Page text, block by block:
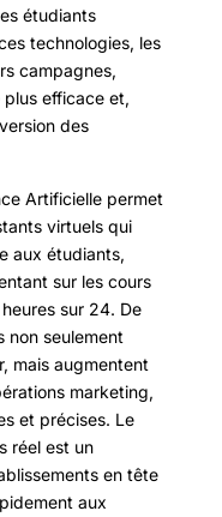
étudiants
technologies, les
campagnes,
efficace et,
des
Artificielle permet
virtuels qui
aux étudiants,
sur les cours
sur 24. De
non seulement
mais augmentent
marketing,
et précises. Le
réel est un
en tête
aux